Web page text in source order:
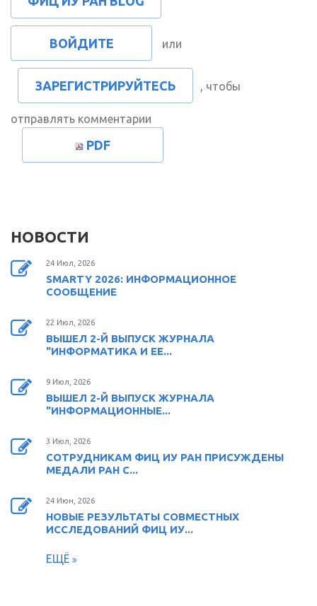
ВОЙДИТЕ или
ЗАРЕГИСТРИРУЙТЕСЬ , чтобы
отправлять комментарии
PDF
НОВОСТИ
24 Июл, 2026
SMARTY 2026: ИНФОРМАЦИОННОЕ
СООБЩЕНИЕ
22 Июл, 2026
ВЫШЕЛ 2-Й ВЫПУСК ЖУРНАЛА
"ИНФОРМАТИКА И ЕЕ...
9 Июл, 2026
ВЫШЕЛ 2-Й ВЫПУСК ЖУРНАЛА
"ИНФОРМАЦИОННЫЕ...
3 Июл, 2026
СОТРУДНИКАМ ФИЦ ИУ РАН ПРИСУЖДЕНЫ
МЕДАЛИ РАН С...
24 Июн, 2026
НОВЫЕ РЕЗУЛЬТАТЫ СОВМЕСТНЫХ
ИССЛЕДОВАНИЙ ФИЦ ИУ...
ЕЩЁ